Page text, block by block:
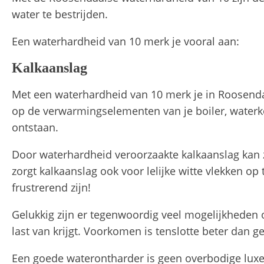
water te bestrijden.
Een waterhardheid van 10 merk je vooral aan:
Kalkaanslag
Met een waterhardheid van 10 merk je in
op de verwarmingselementen van je boiler,
ontstaan.
Door waterhardheid veroorzaakte kalkaanslag
zorgt kalkaanslag ook voor lelijke witte vlekken
frustrerend zijn!
Gelukkig zijn er tegenwoordig veel
last van krijgt. Voorkomen is tenslotte beter dan
Een goede waterontharder is geen overbodige